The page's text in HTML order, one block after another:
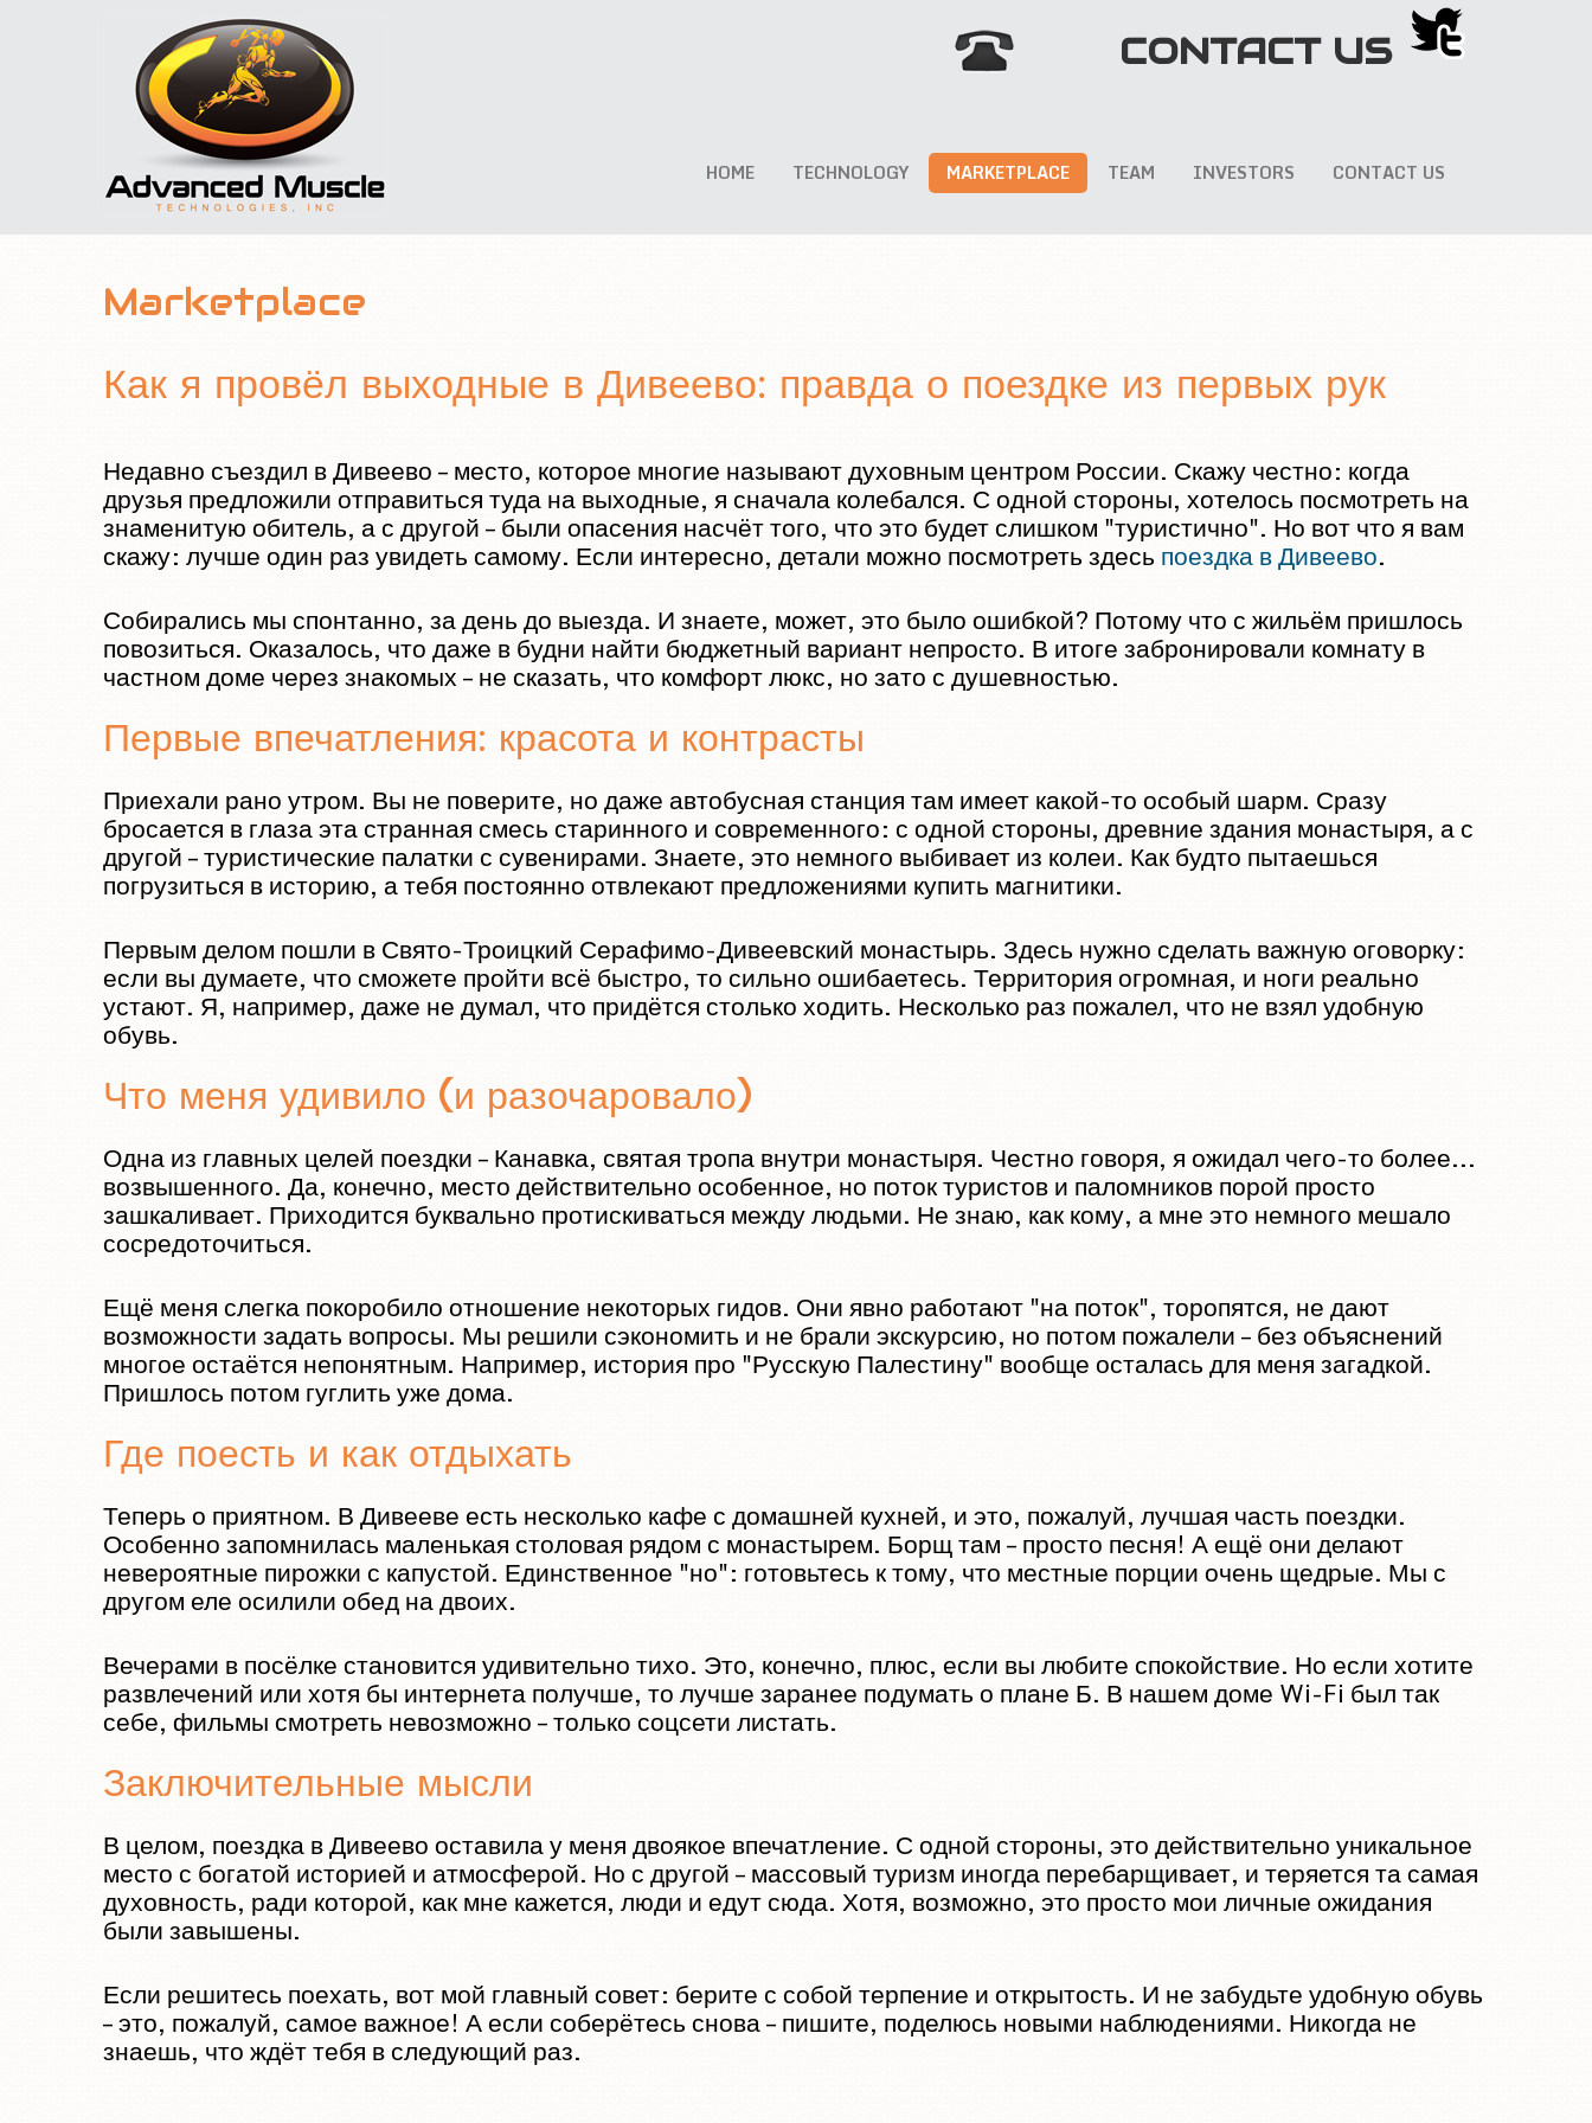
CONTACT US
HOME TECHNOLOGY MARKETPLACE TEAM INVESTORS CONTACT US
Marketplace
Как я провёл выходные в Дивеево: правда о поездке из первых рук
Недавно съездил в Дивеево – место, которое многие называют духовным центром России. Скажу честно: когда
друзья предложили отправиться туда на выходные, я сначала колебался. С одной стороны, хотелось посмотреть на
знаменитую обитель, а с другой – были опасения насчёт того, что это будет слишком "туристично". Но вот что я вам
скажу: лучше один раз увидеть самому. Если интересно, детали можно посмотреть здесь поездка в Дивеево.
Собирались мы спонтанно, за день до выезда. И знаете, может, это было ошибкой? Потому что с жильём пришлось
повозиться. Оказалось, что даже в будни найти бюджетный вариант непросто. В итоге забронировали комнату в
частном доме через знакомых – не сказать, что комфорт люкс, но зато с душевностью.
Первые впечатления: красота и контрасты
Приехали рано утром. Вы не поверите, но даже автобусная станция там имеет какой-то особый шарм. Сразу
бросается в глаза эта странная смесь старинного и современного: с одной стороны, древние здания монастыря, а с
другой – туристические палатки с сувенирами. Знаете, это немного выбивает из колеи. Как будто пытаешься
погрузиться в историю, а тебя постоянно отвлекают предложениями купить магнитики.
Первым делом пошли в Свято-Троицкий Серафимо-Дивеевский монастырь. Здесь нужно сделать важную оговорку:
если вы думаете, что сможете пройти всё быстро, то сильно ошибаетесь. Территория огромная, и ноги реально
устают. Я, например, даже не думал, что придётся столько ходить. Несколько раз пожалел, что не взял удобную
обувь.
Что меня удивило (и разочаровало)
Одна из главных целей поездки – Канавка, святая тропа внутри монастыря. Честно говоря, я ожидал чего-то более...
возвышенного. Да, конечно, место действительно особенное, но поток туристов и паломников порой просто
зашкаливает. Приходится буквально протискиваться между людьми. Не знаю, как кому, а мне это немного мешало
сосредоточиться.
Ещё меня слегка покоробило отношение некоторых гидов. Они явно работают "на поток", торопятся, не дают
возможности задать вопросы. Мы решили сэкономить и не брали экскурсию, но потом пожалели – без объяснений
многое остаётся непонятным. Например, история про "Русскую Палестину" вообще осталась для меня загадкой.
Пришлось потом гуглить уже дома.
Где поесть и как отдыхать
Теперь о приятном. В Дивееве есть несколько кафе с домашней кухней, и это, пожалуй, лучшая часть поездки.
Особенно запомнилась маленькая столовая рядом с монастырем. Борщ там – просто песня! А ещё они делают
невероятные пирожки с капустой. Единственное "но": готовьтесь к тому, что местные порции очень щедрые. Мы с
другом еле осилили обед на двоих.
Вечерами в посёлке становится удивительно тихо. Это, конечно, плюс, если вы любите спокойствие. Но если хотите
развлечений или хотя бы интернета получше, то лучше заранее подумать о плане Б. В нашем доме Wi-Fi был так
себе, фильмы смотреть невозможно – только соцсети листать.
Заключительные мысли
В целом, поездка в Дивеево оставила у меня двоякое впечатление. С одной стороны, это действительно уникальное
место с богатой историей и атмосферой. Но с другой – массовый туризм иногда перебарщивает, и теряется та самая
духовность, ради которой, как мне кажется, люди и едут сюда. Хотя, возможно, это просто мои личные ожидания
были завышены.
Если решитесь поехать, вот мой главный совет: берите с собой терпение и открытость. И не забудьте удобную обувь
– это, пожалуй, самое важное! А если соберётесь снова – пишите, поделюсь новыми наблюдениями. Никогда не
знаешь, что ждёт тебя в следующий раз.